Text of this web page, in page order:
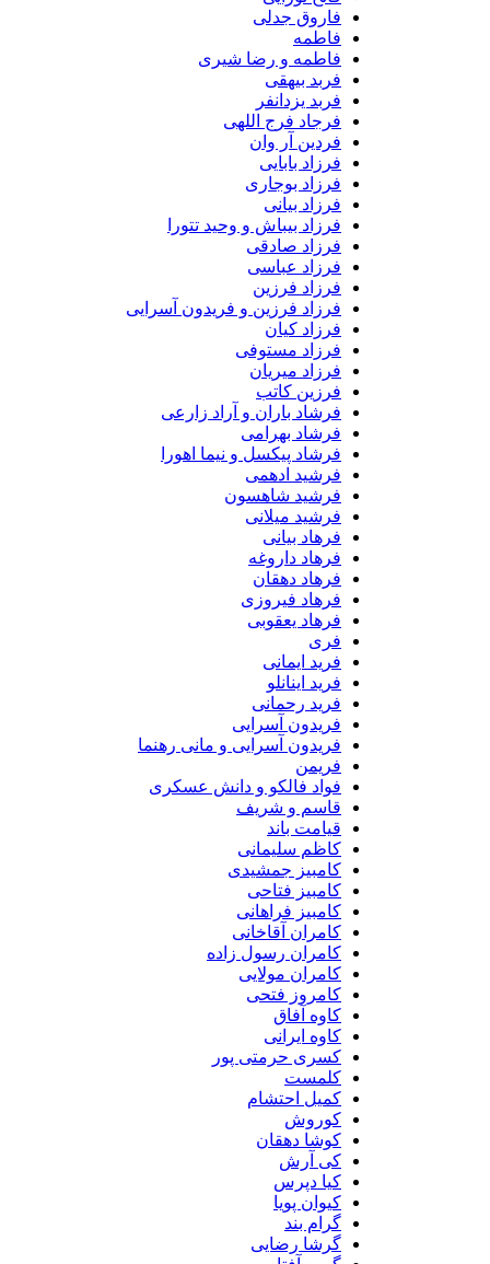
فاروق جدلی
فاطمه
فاطمه و رضا شیری
فربد بیهقی
فربد یزدانفر
فرجاد فرج اللهی
فردین آر وان
فرزاد بابایی
فرزاد بوجاری
فرزاد بیانی
فرزاد بیباش و وحید تتورا
فرزاد صادقی
فرزاد عباسی
فرزاد فرزین
فرزاد فرزین و فریدون آسرایی
فرزاد کیان
فرزاد مستوفی
فرزاد میریان
فرزین کاتب
فرشاد باران و آراد زارعی
فرشاد بهرامی
فرشاد پیکسل و نیما اهورا
فرشید ادهمی
فرشید شاهسون
فرشید میلانی
فرهاد بیانی
فرهاد داروغه
فرهاد دهقان
فرهاد فیروزی
فرهاد یعقوبی
فری
فرید ایمانی
فرید اینانلو
فرید رحمانی
فریدون آسرایی
فریدون آسرایی و مانی رهنما
فریمن
فواد فالکو و دانش عسکری
قاسم و شریف
قیامت باند
کاظم سلیمانی
کامبیز جمشیدی
کامبیز فتاحی
کامبیز فراهانی
کامران آقاخانی
کامران رسول زاده
کامران مولایی
کامروز فتحی
کاوه آفاق
کاوه ایرانی
کسری حرمتی پور
کلمست
کمیل احتشام
کوروش
کوشا دهقان
کی آرش
کیا دپرس
کیوان پویا
گرام بند
گرشا رضایی